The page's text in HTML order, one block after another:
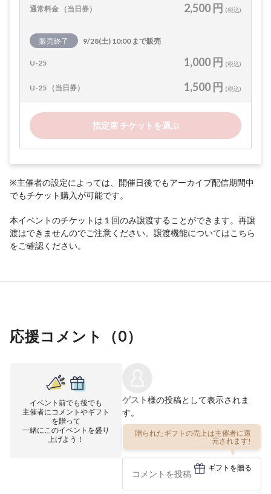
通常料金 （当日券） 2,500 円 (税込)
販売終了 9/28(土) 10:00 まで販売
U-25 1,000 円 (税込)
U-25 （当日券） 1,500 円 (税込)
指定席 チケットを選ぶ
※主催者の設定によっては、開催日後でもアーカイブ配信期間中
でもチケット購入が可能です。
本イベントのチケットは１回のみ譲渡することができます。再譲
渡はできませんのでご注意ください。譲渡機能についてはこちら
をご確認ください。
応援コメント（0）
イベント前でも後でも
主催者にコメントやギフト
を贈って
一緒にこのイベントを盛り
上げよう！
ゲスト様の投稿として表示されま
す。
贈られたギフトの売上は主催者に還
元されます!
ギフトを贈る